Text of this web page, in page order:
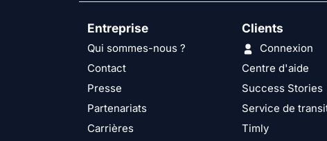
Entreprise
Qui sommes-nous ?
Contact
Presse
Partenariats
Carrières
Clients
Connexion
Centre d'aide
Success Stories
Service de
Timly